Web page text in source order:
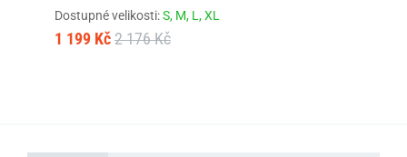
Dostupné velikosti:S, M, L,XL
1 199 Kč 2 176 Kč